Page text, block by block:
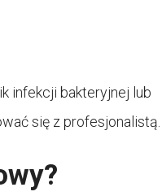
infekcji bakteryjnej lub
się z profesjonalistą.